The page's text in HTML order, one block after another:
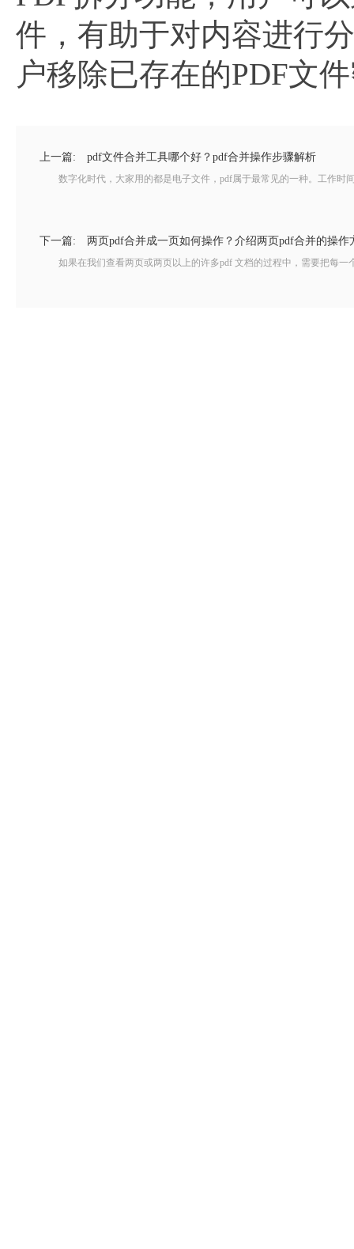
件，有助于对内容进行
户移除已存在的PDF文
上一篇: pdf文件合并工具哪个好？pdf合并操作步骤解析
数字化时代，大家用的都是电子文件，pdf属于最常见的一种。工作时
下一篇: 两页pdf合并成一页如何操作？介绍两页pdf合并的操作
如果在我们查看两页或两页以上的许多pdf 文档的过程中，需要把每一